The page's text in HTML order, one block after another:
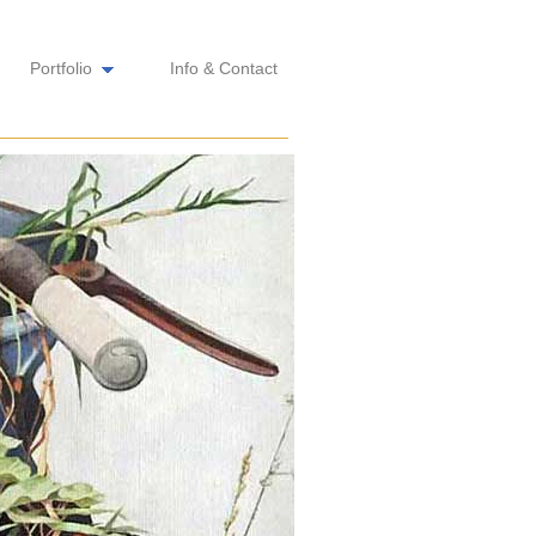
Portfolio Info & Contact